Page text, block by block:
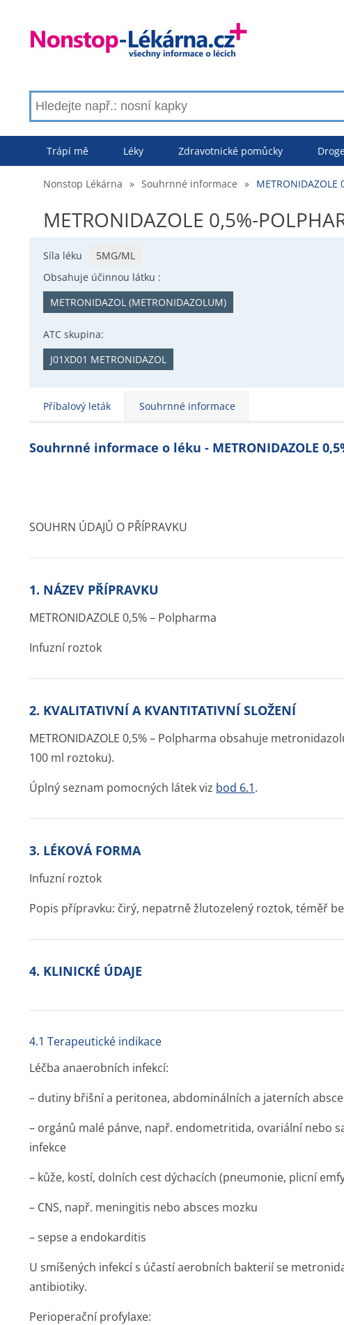
Trápí mě Léky Zdravotnické pomůcky
Nonstop Lékárna » Souhrnné informace »
METRONIDAZOLE 0,5%-
Síla léku
5MG/ML
Obsahuje účinnou látku :
METRONIDAZOL (METRONIDAZOLUM)
ATC skupina:
J01XD01 METRONIDAZOL
Příbalový leták Souhrnné informace
Souhrnné informace o léku - METRONIDAZOLE
SOUHRN ÚDAJŮ O PŘÍPRAVKU
1. NÁZEV PŘÍPRAVKU
METRONIDAZOLE 0,5% – Polpharma
Infuzní roztok
2. KVALITATIVNÍ A KVANTITATIVNÍ SLOŽENÍ
METRONIDAZOLE 0,5% – Polpharma obsahuje
100 ml roztoku).
Úplný seznam pomocných látek viz bod 6.1.
3. LÉKOVÁ FORMA
Infuzní roztok
Popis přípravku: čirý, nepatrně žlutozelený roztok, téměř
4. KLINICKÉ ÚDAJE
4.1 Terapeutické indikace
Léčba anaerobních infekcí:
– dutiny břišní a peritonea, abdominálních a jaterních
– orgánů malé pánve, např. endometritida, ovariální nebo
infekce
– kůže, kostí, dolních cest dýchacích (pneumonie, plicní
– CNS, např. meningitis nebo absces mozku
– sepse a endokarditis
U smíšených infekcí s účastí aerobních bakterií se
antibiotiky.
Perioperační profylaxe: